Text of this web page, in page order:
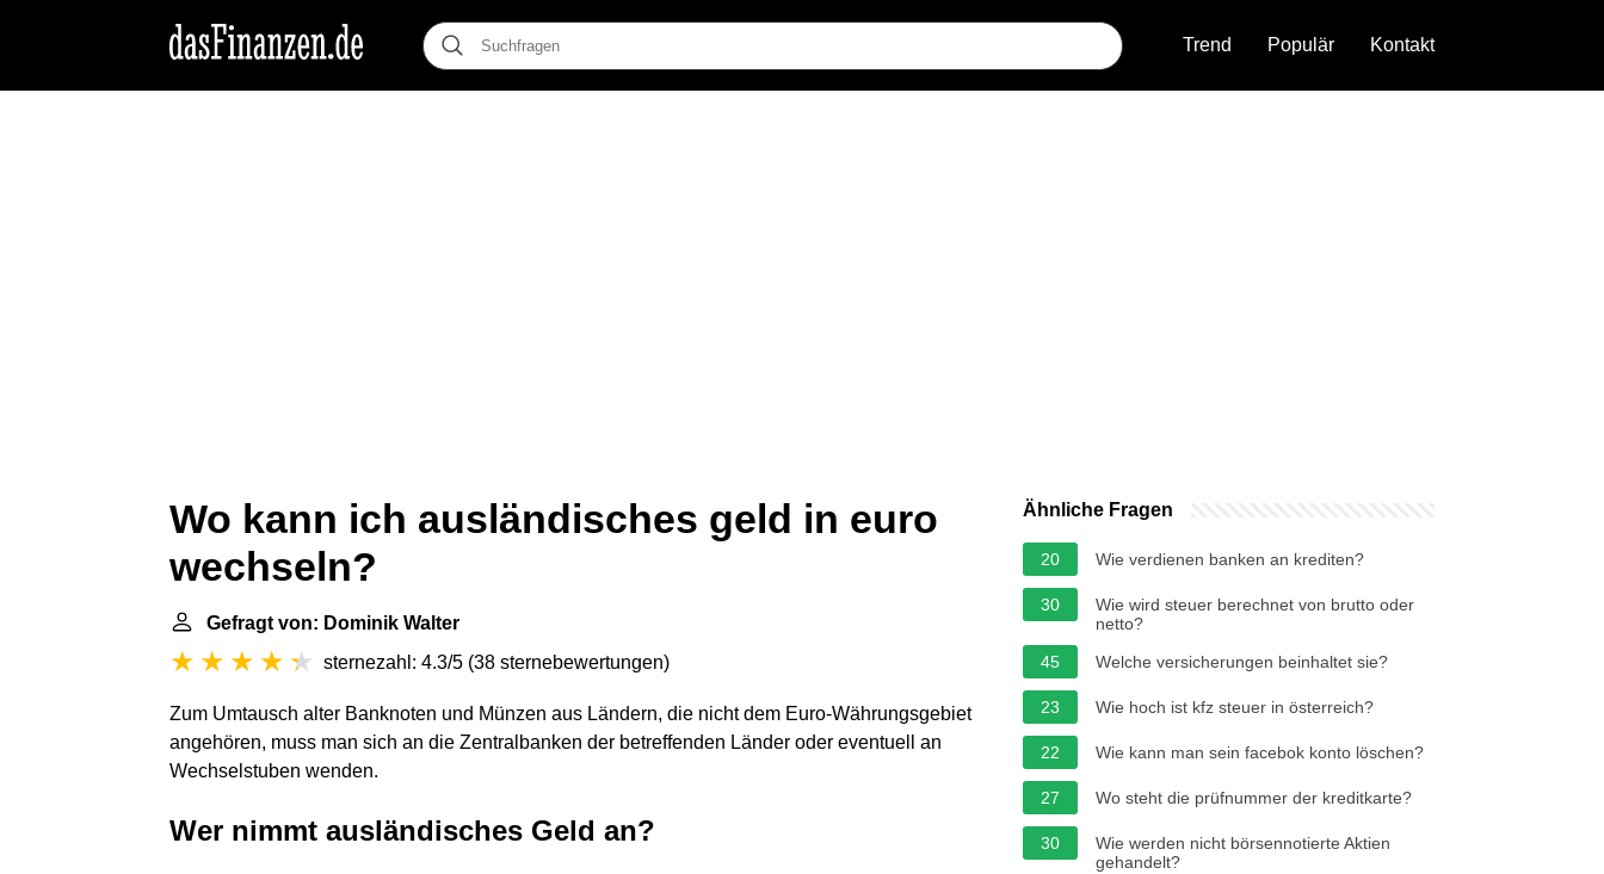
Trend Populär Kontakt
Wo kann ich ausländisches geld in euro
wechseln?
Gefragt von: Dominik Walter
sternezahl: 4.3/5 (38 sternebewertungen)
Zum Umtausch alter Banknoten und Münzen aus Ländern, die nicht dem Euro-Währungsgebiet
angehören, muss man sich an die Zentralbanken der betreffenden Länder oder eventuell an
Wechselstuben wenden.
Wer nimmt ausländisches Geld an?
Ähnliche Fragen
20 Wie verdienen banken an krediten?
30
Wie wird steuer berechnet von brutto oder
netto?
45
Welche versicherungen beinhaltet sie?
23 Wie hoch ist kfz steuer in österreich?
22 Wie kann man sein facebok konto löschen?
27 Wo steht die prüfnummer der kreditkarte?
30
Wie werden nicht börsennotierte Aktien
gehandelt?